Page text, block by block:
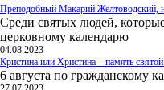
Преподобный Макарий Желтоводский,
Среди святых людей,
церковному календарю
04.08.2023
Кристина или Христина – память
6 августа по гражданскому